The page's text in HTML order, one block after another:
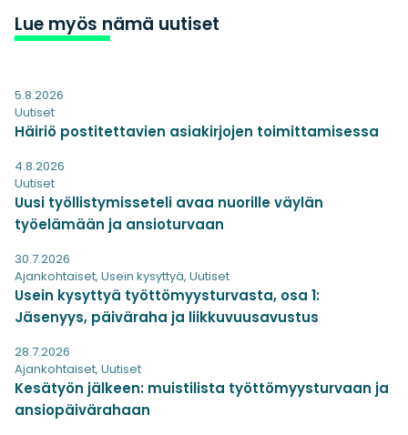
Lue myös nämä uutiset
5.8.2026
Uutiset
Häiriö postitettavien asiakirjojen toimittamisessa
4.8.2026
Uutiset
Uusi työllistymisseteli avaa nuorille väylän
työelämään ja ansioturvaan
30.7.2026
Ajankohtaiset, Usein kysyttyä, Uutiset
Usein kysyttyä työttömyysturvasta, osa 1:
Jäsenyys, päiväraha ja liikkuvuusavustus
28.7.2026
Ajankohtaiset, Uutiset
Kesätyön jälkeen: muistilista työttömyysturvaan ja
ansiopäivärahaan